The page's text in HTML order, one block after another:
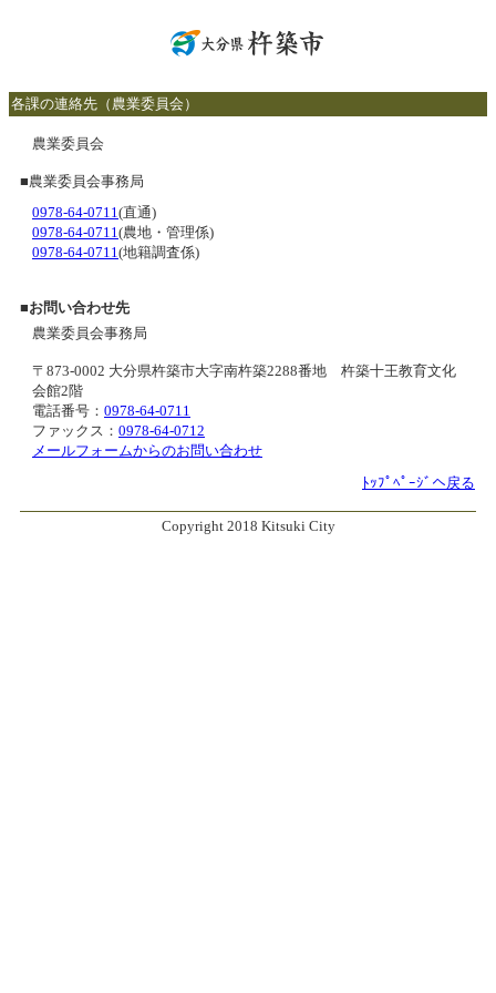
各課の連絡先（農業委員会）
農業委員会
■農業委員会事務局
0978-64-0711(直通)
0978-64-0711(農地・管理係)
0978-64-0711(地籍調査係)
■お問い合わせ先
農業委員会事務局
〒873-0002 大分県杵築市大字南杵築2288番地 杵築十王教育文化
会館2階
電話番号： 0978-64-0711
ファックス： 0978-64-0712
メールフォームからのお問い合わせ
ﾄｯﾌﾟﾍﾟｰｼﾞへ戻る
Copyright 2018 Kitsuki City